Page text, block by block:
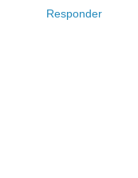
Responder